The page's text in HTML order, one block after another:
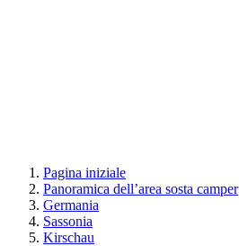
Pagina iniziale
Panoramica dell’area sosta camper
Germania
Sassonia
Kirschau